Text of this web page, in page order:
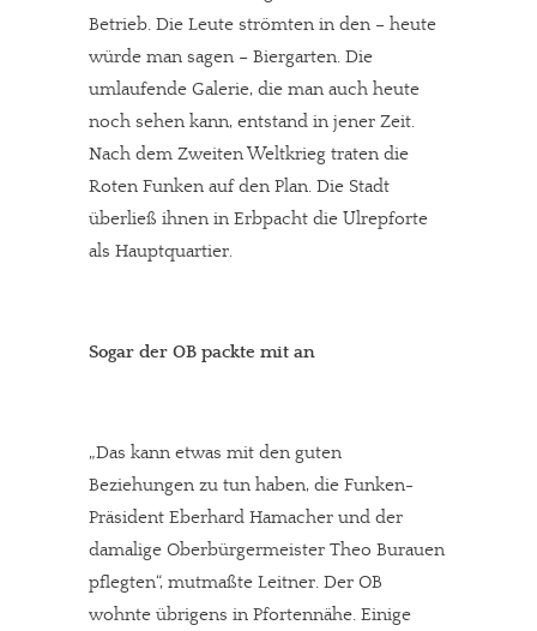
Betrieb. Die Leute strömten in den – heute
würde man sagen – Biergarten. Die
umlaufende Galerie, die man auch heute
noch sehen kann, entstand in jener Zeit.
Nach dem Zweiten Weltkrieg traten die
Roten Funken auf den Plan. Die Stadt
überließ ihnen in Erbpacht die Ulrepforte
als Hauptquartier.
Sogar der OB packte mit an
„Das kann etwas mit den guten
Beziehungen zu tun haben, die Funken-
Präsident Eberhard Hamacher und der
damalige Oberbürgermeister Theo Burauen
pflegten“, mutmaßte Leitner. Der OB
wohnte übrigens in Pfortennähe. Einige